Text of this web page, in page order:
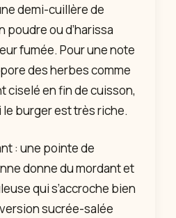
demi-cuillère de
ou d’harissa
fumée. Pour une note
des herbes comme
ciselé en fin de cuisson,
burger est très riche.
: une pointe de
donne du mordant et
qui s’accroche bien
sucrée-salée